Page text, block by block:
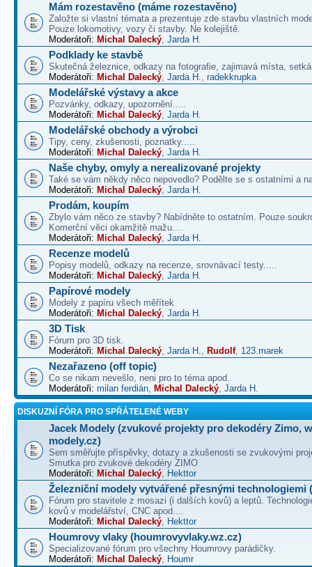
Mám rozestavěno (máme rozestavěno)
Založte si vlastní témata a prezentuje zde stavbu vlastních
Pouze lokomotivy, vozy či stavby. Ne kolejiště.
Moderátoři: Michal Dalecký, Jarda H.
Podklady ke stavbě
Skutečná železnice, odkazy na fotografie, zajimavá místa,
Moderátoři: Michal Dalecký, Jarda H., radekkrupka
Modelářské výstavy a akce
Pozvánky, odkazy, upozornění.....
Moderátoři: Michal Dalecký, Jarda H.
Modelářské obchody a výrobci
Tipy, ceny, zkušenosti, poznatky.....
Moderátoři: Michal Dalecký, Jarda H.
Naše chyby, omyly a nerealizované projekty
Také se vám někdy něco nepovedlo? Podělte se s ostatními a
Moderátoři: Michal Dalecký, Jarda H.
Prodám, koupím
Zbylo vám něco ze stavby? Nabídněte to ostatním. Pouze
Komerční věci okamžitě mažu....
Moderátoři: Michal Dalecký, Jarda H.
Recenze modelů
Popisy modelů, odkazy na recenze, srovnávací testy.....
Moderátoři: Michal Dalecký, Jarda H.
Papírové modely
Modely z papíru všech měřítek
Moderátoři: Michal Dalecký, Jarda H.
3D Tisk
Fórum pro 3D tisk.
Moderátoři: Michal Dalecký, Jarda H., Rudolf, 123.marek
Nezařazeno (off topic)
Co se nikam nevešlo, neni pro to téma apod.
Moderátoři: milan ferdián, Michal Dalecký, Jarda H.
DISKUZNÍ FÓRA PRO SPŘÁTELENÉ WEBY
Jacek Modely (zvukové projekty pro dekodéry Zimo,
modely.cz)
Sem směřujte příspěvky, dotazy a zkušenosti se zvukovými
Smutka pro zvukové dekodéry ZIMO
Moderátoři: Michal Dalecký, Hekttor
Železniční modely vytvářené přesnými technologiemi
Fórum pro stavitele z mosazi (i dalších kovů) a leptů.
kovů v modelářství, CNC apod....
Moderátoři: Michal Dalecký, Hekttor
Houmrovy vlaky (houmrovyvlaky.wz.cz)
Specializované fórum pro všechny Houmrovy parádičky.
Moderátoři: Michal Dalecký, Houmr